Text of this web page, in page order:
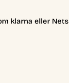
klarna eller Nets